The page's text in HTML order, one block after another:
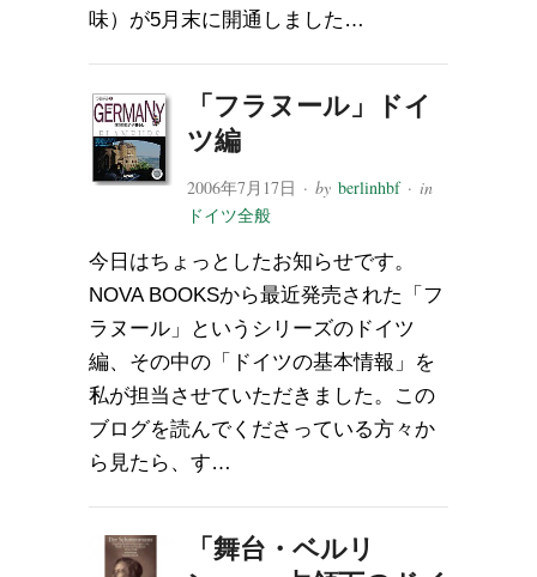
味）が5月末に開通しました…
「フラヌール」ドイ
ツ編
2006年7月17日 · byberlinhbf· in
ドイツ全般
今日はちょっとしたお知らせです。
NOVA BOOKSから最近発売された「フ
ラヌール」というシリーズのドイツ
編、その中の「ドイツの基本情報」を
私が担当させていただきました。この
ブログを読んでくださっている方々か
ら見たら、す…
「舞台・ベルリ